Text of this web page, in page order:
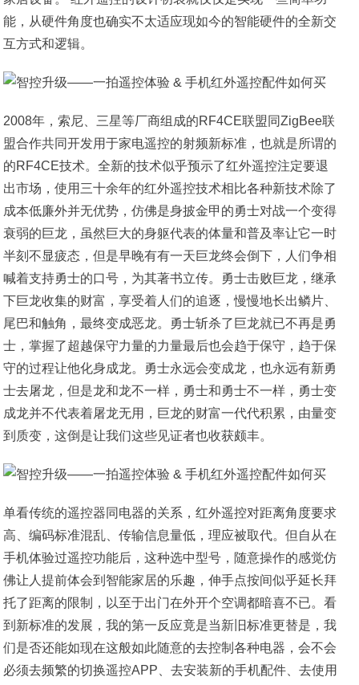
能，从硬件角度也确实不太适应现如今的智能硬件的全新交
互方式和逻辑。
2008年，索尼、三星等厂商组成的RF4CE联盟同ZigBee联
盟合作共同开发用于家电遥控的射频新标准，也就是所谓的
的RF4CE技术。全新的技术似乎预示了红外遥控注定要退
出市场，使用三十余年的红外遥控技术相比各种新技术除了
成本低廉外并无优势，仿佛是身披金甲的勇士对战一个变得
衰弱的巨龙，虽然巨大的身躯代表的体量和普及率让它一时
半刻不显疲态，但是早晚有有一天巨龙终会倒下，人们争相
喊着支持勇士的口号，为其著书立传。勇士击败巨龙，继承
下巨龙收集的财富，享受着人们的追逐，慢慢地长出鳞片、
尾巴和触角，最终变成恶龙。勇士斩杀了巨龙就已不再是勇
士，掌握了超越保守力量的力量最后也会趋于保守，趋于保
守的过程让他化身成龙。勇士永远会变成龙，也永远有新勇
士去屠龙，但是龙和龙不一样，勇士和勇士不一样，勇士变
成龙并不代表着屠龙无用，巨龙的财富一代代积累，由量变
到质变，这倒是让我们这些见证者也收获颇丰。
单看传统的遥控器同电器的关系，红外遥控对距离角度要求
高、编码标准混乱、传输信息量低，理应被取代。但自从在
手机体验过遥控功能后，这种选中型号，随意操作的感觉仿
佛让人提前体会到智能家居的乐趣，伸手点按间似乎延长拜
托了距离的限制，以至于出门在外开个空调都暗喜不已。看
到新标准的发展，我的第一反应竟是当新旧标准更替是，我
们是否还能如现在这般如此随意的去控制各种电器，会不会
必须去频繁的切换遥控APP、去安装新的手机配件、去使用